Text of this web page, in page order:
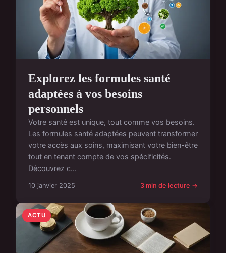
Explorez les formules santé
adaptées à vos besoins
personnels
Votre santé est unique, tout comme vos besoins.
Les formules santé adaptées peuvent transformer
votre accès aux soins, maximisant votre bien-être
tout en tenant compte de vos spécificités.
Découvrez c...
10 janvier 2025 3 min de lecture →
ACTU